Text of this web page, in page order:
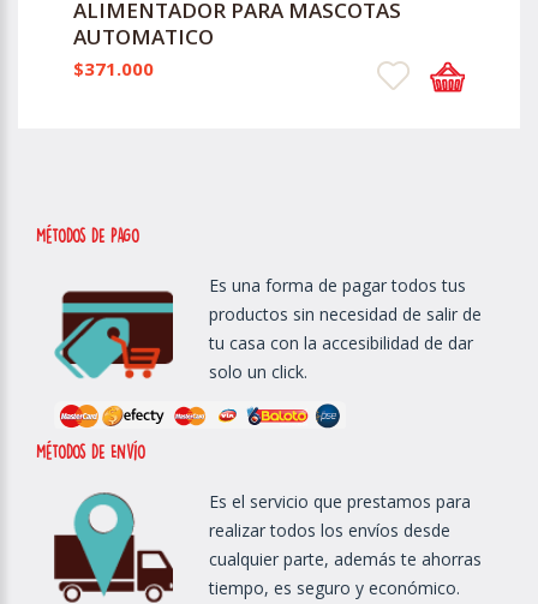
ALIMENTADOR PARA MASCOTAS
AUTOMATICO
$371.000
métodos de Pago
Es una forma de pagar todos tus
productos sin necesidad de salir de
tu casa con la accesibilidad de dar
solo un click.
métodos de Envío
Es el servicio que prestamos para
realizar todos los envíos desde
cualquier parte, además te ahorras
tiempo, es seguro y económico.